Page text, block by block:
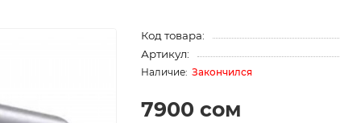
Код товара:
Артикул:
Закончился
7900 сом